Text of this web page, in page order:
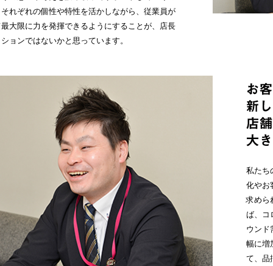
れぞれの個性や特性を活かしながら、従業員が
大限に力を発揮できるようにすることが、店長
ョンではないかと思っています。
私たち
化やお
求めら
ば、コ
ウンド
幅に増
て、品